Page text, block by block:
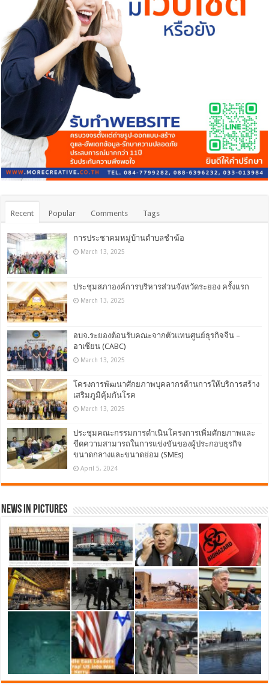
Recent Popular Comments Tags
การประชาคมหมู่บ้านตำบลชำฆ้อ
March 13, 2025
ประชุมสภาองค์การบริหารส่วนจังหวัดระยอง ครั้งแรก
March 13, 2025
อบจ.ระยองต้อนรับคณะจากตัวแทนศูนย์ธุรกิจจีน –
อาเซียน (CABC)
March 13, 2025
โครงการพัฒนาศักยภาพบุคลากรด้านการให้บริการสร้าง
เสริมภูมิคุ้มกันโรค
March 13, 2025
ประชุมคณะกรรมการดำเนินโครงการเพิ่มศักยภาพและ
ขีดความสามารถในการแข่งขันของผู้ประกอบธุรกิจ
ขนาดกลางและขนาดย่อม (SMEs)
April 5, 2024
News in Pictures